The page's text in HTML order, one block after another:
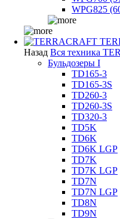
WPG825
Назад Вся техника
Бульдозеры I
TD165-3
TD165-3S
TD260-3
TD260-3S
TD320-3
TD5K
TD6K
TD6K LGP
TD7K
TD7K LGP
TD7N
TD7N LGP
TD8N
TD9N